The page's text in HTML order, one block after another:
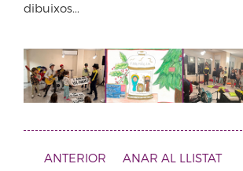
dibuixos...
ANTERIOR ANAR AL LLISTAT